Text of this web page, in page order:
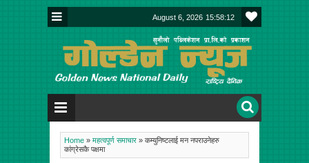
August 6, 2026 15:58:12
Home » महत्वपूर्ण समाचार » कम्युनिष्टलाई मन नपराउनेहरु
कांग्रेसकै पक्षमा